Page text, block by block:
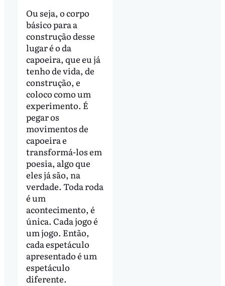
Ou seja, o corpo
básico para a
construção desse
lugar é o da
capoeira, que eu já
tenho de vida, de
construção, e
coloco como um
experimento. É
pegar os
movimentos de
capoeira e
transformá-los em
poesia, algo que
eles já são, na
verdade. Toda roda
é um
acontecimento, é
única. Cada jogo é
um jogo. Então,
cada espetáculo
apresentado é um
espetáculo
diferente.